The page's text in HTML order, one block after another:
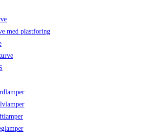
med plastforing